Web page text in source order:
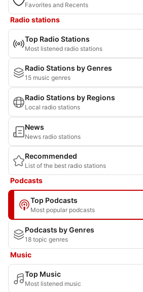
Favorites and Recents
Radio stations
Top Radio Stations
Most listened radio stations
Radio Stations by Genres
15 music genres
Radio Stations by Regions
Local radio stations
News
News radio stations
Recommended
List of the best radio stations
Podcasts
Top Podcasts
Most popular podcasts
Podcasts by Genres
18 topic genres
Music
Top Music
Most listened music